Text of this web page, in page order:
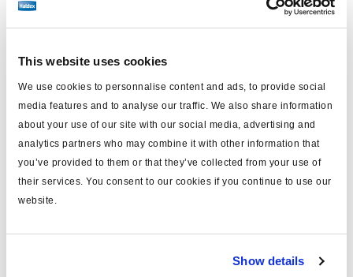
This website uses cookies
We use cookies to personnalise content and ads, to provide social
media features and to analyse our traffic. We also share information
about your use of our site with our social media, advertising and
analytics partners who may combine it with other information that
you’ve provided to them or that they’ve collected from your use of
their services. You consent to our cookies if you continue to use our
website.
Show details
Precio: Sin precio
Especificaciones técnicas
tipo cable
nota caja prensaestopas